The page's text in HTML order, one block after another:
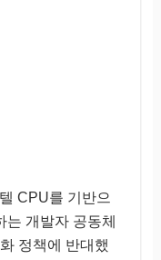
CPU를 기반으
는 개발자 공동체
정책에 반대했